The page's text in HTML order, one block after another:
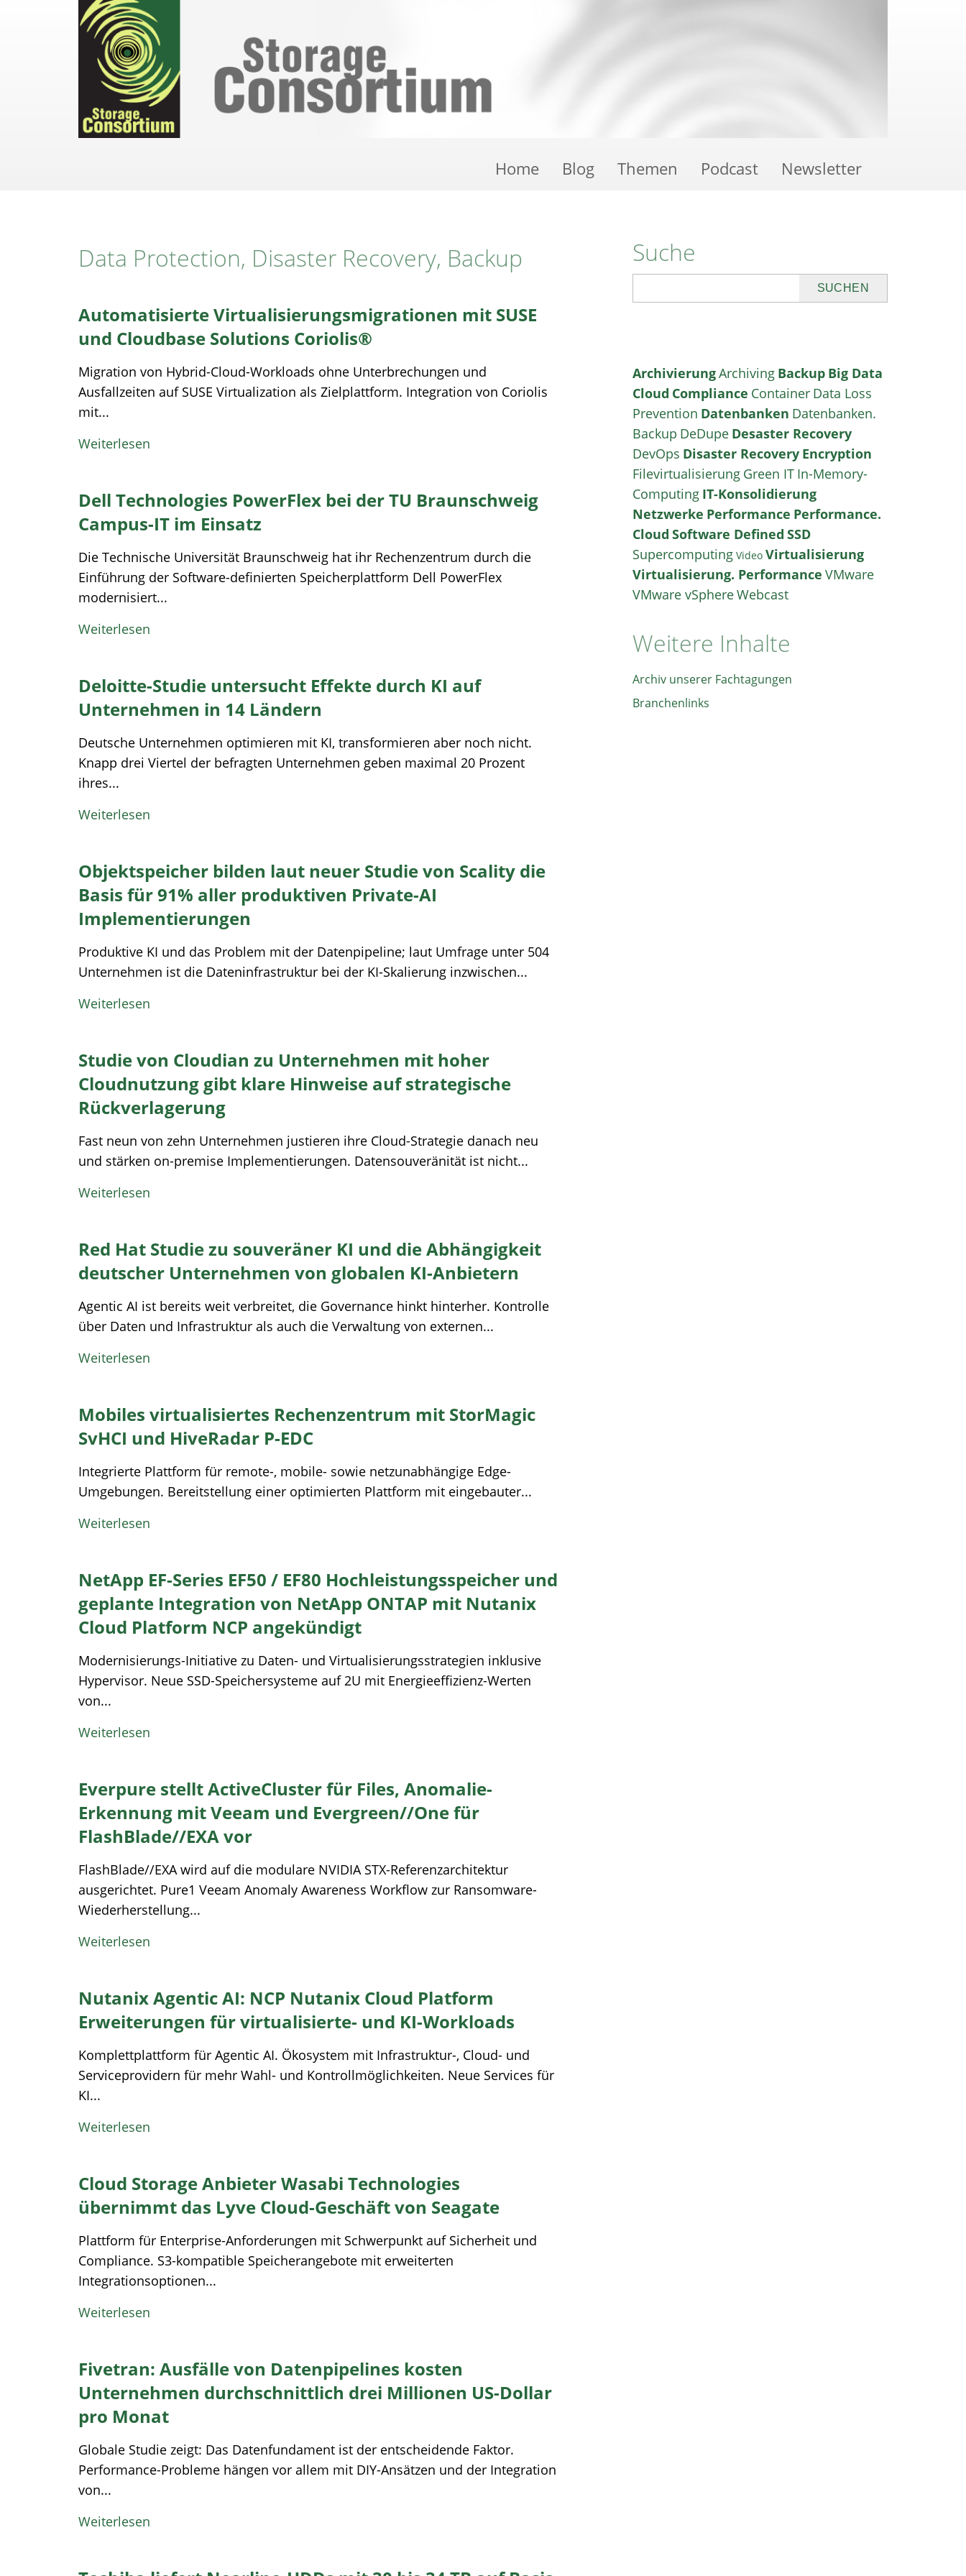
Home Blog Themen Podcast Newsletter
Data Protection, Disaster Recovery, Backup
Automatisierte Virtualisierungsmigrationen mit SUSE
und Cloudbase Solutions Coriolis®
Migration von Hybrid-Cloud-Workloads ohne Unterbrechungen und
Ausfallzeiten auf SUSE Virtualization als Zielplattform. Integration von Coriolis
mit...
Weiterlesen
Dell Technologies PowerFlex bei der TU Braunschweig
Campus-IT im Einsatz
Die Technische Universität Braunschweig hat ihr Rechenzentrum durch die
Einführung der Software-definierten Speicherplattform Dell PowerFlex
modernisiert...
Weiterlesen
Deloitte-Studie untersucht Effekte durch KI auf
Unternehmen in 14 Ländern
Deutsche Unternehmen optimieren mit KI, transformieren aber noch nicht.
Knapp drei Viertel der befragten Unternehmen geben maximal 20 Prozent
ihres...
Weiterlesen
Objektspeicher bilden laut neuer Studie von Scality die
Basis für 91% aller produktiven Private-AI
Implementierungen
Produktive KI und das Problem mit der Datenpipeline; laut Umfrage unter 504
Unternehmen ist die Dateninfrastruktur bei der KI-Skalierung inzwischen...
Weiterlesen
Studie von Cloudian zu Unternehmen mit hoher
Cloudnutzung gibt klare Hinweise auf strategische
Rückverlagerung
Fast neun von zehn Unternehmen justieren ihre Cloud-Strategie danach neu
und stärken on-premise Implementierungen​. Datensouveränität ist nicht...
Weiterlesen
Red Hat Studie zu souveräner KI und die Abhängigkeit
deutscher Unternehmen von globalen KI-Anbietern​
Agentic AI ist bereits weit verbreitet, die Governance hinkt hinterher​. Kontrolle
über Daten und Infrastruktur als auch die Verwaltung von externen...
Weiterlesen
Mobiles virtualisiertes Rechenzentrum mit StorMagic
SvHCI und HiveRadar P-EDC
Integrierte Plattform für remote-, mobile- sowie netzunabhängige Edge-
Umgebungen. Bereitstellung einer optimierten Plattform mit eingebauter...
Weiterlesen
NetApp EF-Series EF50 / EF80 Hochleistungsspeicher und
geplante Integration von NetApp ONTAP mit Nutanix
Cloud Platform NCP angekündigt
Modernisierungs-Initiative zu Daten- und Virtualisierungsstrategien inklusive
Hypervisor. Neue SSD-Speichersysteme auf 2U mit Energieeffizienz-Werten
von...
Weiterlesen
Everpure stellt ActiveCluster für Files, Anomalie-
Erkennung mit Veeam und Evergreen//One für
FlashBlade//EXA vor
FlashBlade//EXA wird auf die modulare NVIDIA STX-Referenzarchitektur
ausgerichtet. Pure1 Veeam Anomaly Awareness Workflow zur Ransomware-
Wiederherstellung...
Weiterlesen
Nutanix Agentic AI: NCP Nutanix Cloud Platform
Erweiterungen für virtualisierte- und KI-Workloads
Komplettplattform für Agentic AI. Ökosystem mit Infrastruktur-, Cloud- und
Serviceprovidern für mehr Wahl- und Kontrollmöglichkeiten. Neue Services für
KI...
Weiterlesen
Cloud Storage Anbieter Wasabi Technologies
übernimmt das Lyve Cloud-Geschäft von Seagate
Plattform für Enterprise-Anforderungen mit Schwerpunkt auf Sicherheit und
Compliance. S3-kompatible Speicherangebote mit erweiterten
Integrationsoptionen...
Weiterlesen
Fivetran: Ausfälle von Datenpipelines kosten
Unternehmen durchschnittlich drei Millionen US-Dollar
pro Monat
Globale Studie zeigt: Das Datenfundament ist der entscheidende Faktor.
Performance-Probleme hängen vor allem mit DIY-Ansätzen und der Integration
von...
Weiterlesen
Suche
ArchivierungArchiving Backup Big Data
Cloud Compliance Container Data Loss
Prevention Datenbanken Datenbanken.
Backup DeDupe Desaster Recovery
DevOps Disaster Recovery Encryption
Filevirtualisierung Green IT In-Memory-
Computing IT-Konsolidierung
Netzwerke Performance Performance.
Cloud Software Defined SSD
Supercomputing Video Virtualisierung
Virtualisierung. Performance VMware
VMware vSphereWebcast
Weitere Inhalte
Archiv unserer Fachtagungen
Branchenlinks